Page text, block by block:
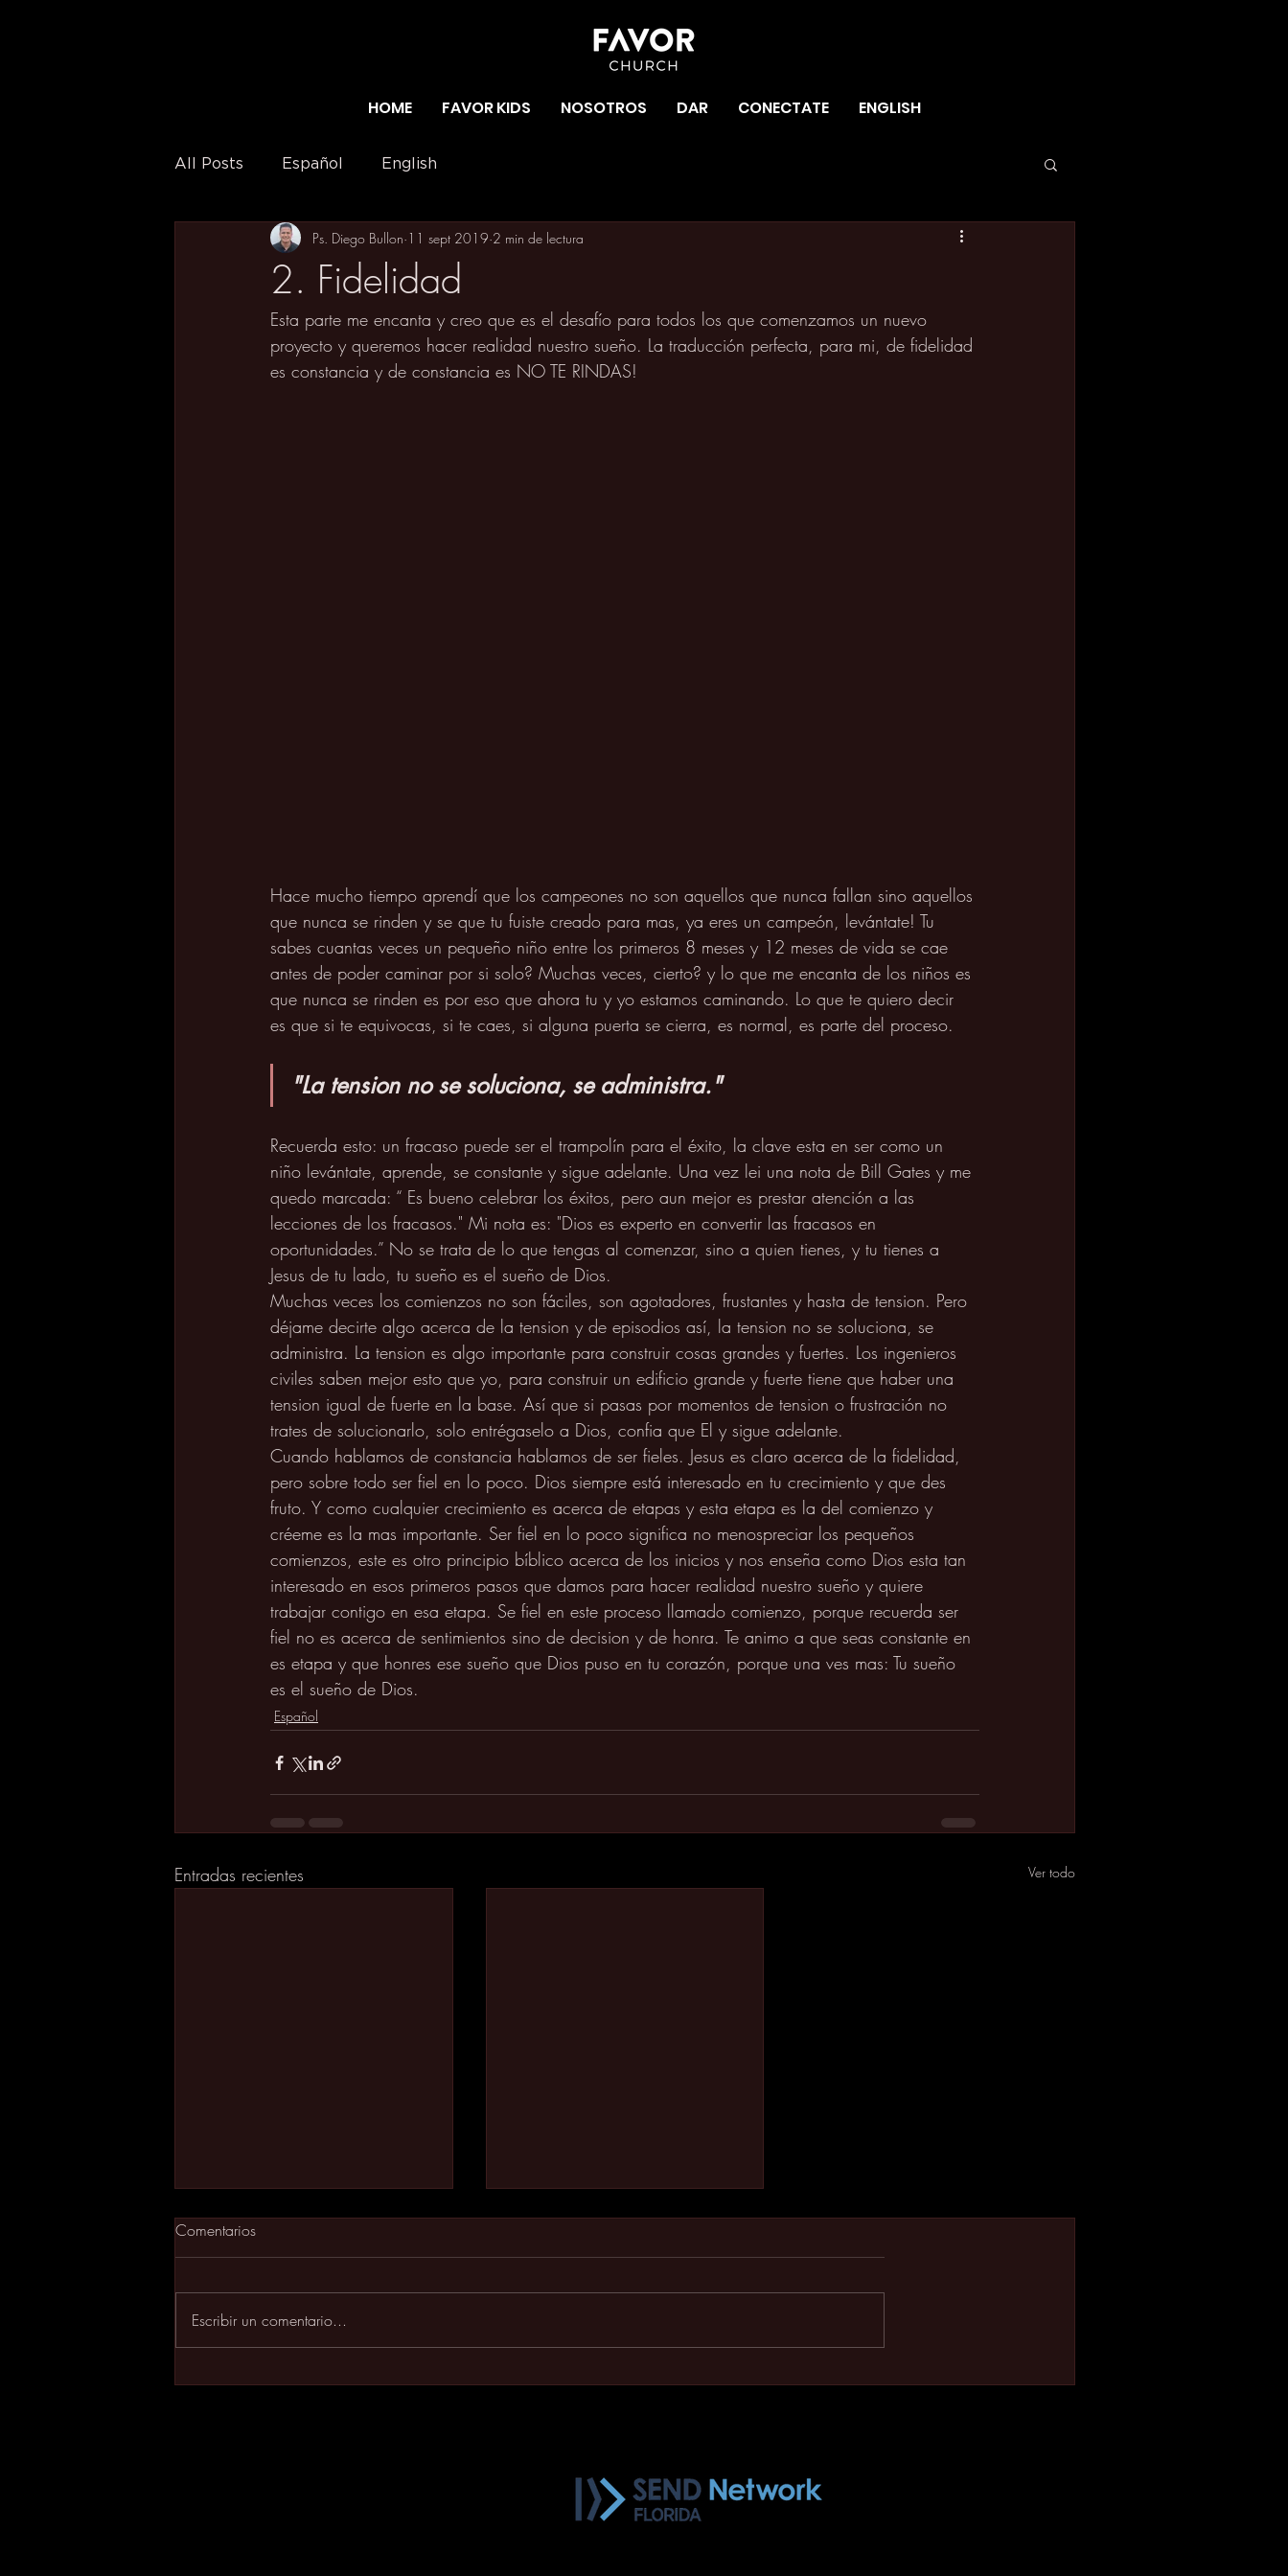
HOME FAVOR KIDS NOSOTROS DAR CONECTATE ENGLISH
All Posts Español English
2. Fidelidad
Ps. Diego Bullon 11 sept 2019 2 min de lectura
Esta parte me encanta y creo que es el desafío para todos los que comenzamos un nuevo
proyecto y queremos hacer realidad nuestro sueño. La traducción perfecta, para mi, de fidelidad
es constancia y de constancia es NO TE RINDAS!
Hace mucho tiempo aprendí que los campeones no son aquellos que nunca fallan sino aquellos
que nunca se rinden y se que tu fuiste creado para mas, ya eres un campeón, levántate! Tu
sabes cuantas veces un pequeño niño entre los primeros 8 meses y 12 meses de vida se cae
antes de poder caminar por si solo? Muchas veces, cierto? y lo que me encanta de los niños es
que nunca se rinden es por eso que ahora tu y yo estamos caminando. Lo que te quiero decir
es que si te equivocas, si te caes, si alguna puerta se cierra, es normal, es parte del proceso.
"La tension no se soluciona, se administra."
Recuerda esto: un fracaso puede ser el trampolín para el éxito, la clave esta en ser como un
niño levántate, aprende, se constante y sigue adelante. Una vez lei una nota de Bill Gates y me
quedo marcada: “ Es bueno celebrar los éxitos, pero aun mejor es prestar atención a las
lecciones de los fracasos." Mi nota es: "Dios es experto en convertir las fracasos en
oportunidades.” No se trata de lo que tengas al comenzar, sino a quien tienes, y tu tienes a
Jesus de tu lado, tu sueño es el sueño de Dios.
Muchas veces los comienzos no son fáciles, son agotadores, frustantes y hasta de tension. Pero
déjame decirte algo acerca de la tension y de episodios así, la tension no se soluciona, se
administra. La tension es algo importante para construir cosas grandes y fuertes. Los ingenieros
civiles saben mejor esto que yo, para construir un edificio grande y fuerte tiene que haber una
tension igual de fuerte en la base. Así que si pasas por momentos de tension o frustración no
trates de solucionarlo, solo entrégaselo a Dios, confia que El y sigue adelante.
Cuando hablamos de constancia hablamos de ser fieles. Jesus es claro acerca de la fidelidad,
pero sobre todo ser fiel en lo poco. Dios siempre está interesado en tu crecimiento y que des
fruto. Y como cualquier crecimiento es acerca de etapas y esta etapa es la del comienzo y
créeme es la mas importante. Ser fiel en lo poco significa no menospreciar los pequeños
comienzos, este es otro principio bíblico acerca de los inicios y nos enseña como Dios esta tan
interesado en esos primeros pasos que damos para hacer realidad nuestro sueño y quiere
trabajar contigo en esa etapa. Se fiel en este proceso llamado comienzo, porque recuerda ser
fiel no es acerca de sentimientos sino de decision y de honra. Te animo a que seas constante en
es etapa y que honres ese sueño que Dios puso en tu corazón, porque una ves mas: Tu sueño
es el sueño de Dios.
Español
Entradas recientes Ver todo
Amigos
Comentarios
Escribir un comentario...